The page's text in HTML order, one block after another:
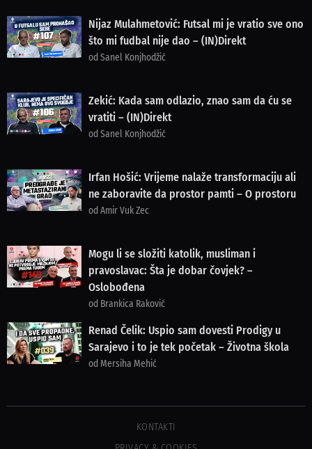
Nijaz Mulahmetović: Futsal mi je vratio sve ono
što mi fudbal nije dao – (IN)Direkt
od Sanel Konjhodžić
Zekić: Kada sam odlazio, znao sam da ću se
vratiti – (IN)Direkt
od Sanel Konjhodžić
Irfan Hošić: Vrijeme nalaže transformaciju ali
ne zaboravite da prostor pamti – O prostoru
od Amir Vuk Zec
Mogu li se složiti katolik, musliman i
pravoslavac: Šta je dobar čovjek? –
Oslobođena
od Brankica Raković
Renad Čelik: Uspio sam dovesti Prodigy u
Sarajevo i to je tek početak – Životna škola
od Mersiha Mehić
KONTAKTI